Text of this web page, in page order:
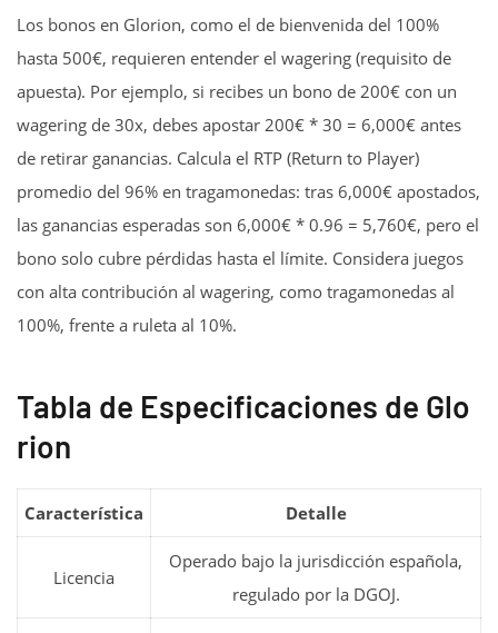
Los bonos en Glorion, como el de bienvenida del 100%
hasta 500€, requieren entender el wagering (requisito de
apuesta). Por ejemplo, si recibes un bono de 200€ con un
wagering de 30x, debes apostar 200€ * 30 = 6,000€ antes
de retirar ganancias. Calcula el RTP (Return to Player)
promedio del 96% en tragamonedas: tras 6,000€ apostados,
las ganancias esperadas son 6,000€ * 0.96 = 5,760€, pero el
bono solo cubre pérdidas hasta el límite. Considera juegos
con alta contribución al wagering, como tragamonedas al
100%, frente a ruleta al 10%.
Tabla de Especificaciones de Glo
rion
Característica Detalle
Licencia
Operado bajo la jurisdicción española,
regulado por la DGOJ.